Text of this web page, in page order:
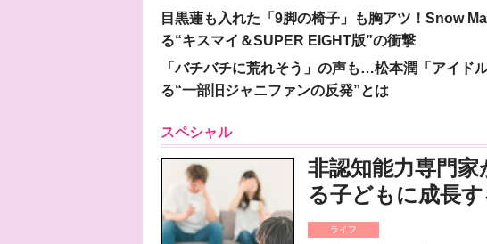
目黒蓮も入れた「9脚の椅子」も胸アツ！Snow
る“キスマイ＆SUPER EIGHT版”の衝撃
「バチバチに荒れそう」の声も…松本潤「アイド
る“一部旧ジャニファンの反発”とは
スペシャル
非認知能力専門
る子どもに成長
ライフ